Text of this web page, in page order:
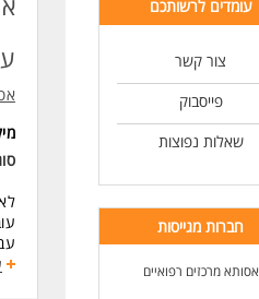
עומדים לרשותכם
צור קשר
פייסבוק
שאלות נפוצות
חברות מגייסות
אסותא מרכזים רפואיים